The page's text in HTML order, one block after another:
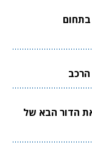
הדור הבא של